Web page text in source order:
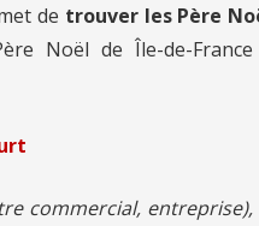
de trouver les Père
Noël de Île-de-
commercial,